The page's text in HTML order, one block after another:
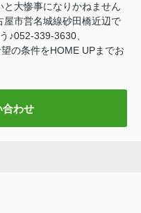
大惨事になりかねません
市営名城線砂田橋近辺で
♪052-339-3630、
の条件をHOME UPまでお
合わせ